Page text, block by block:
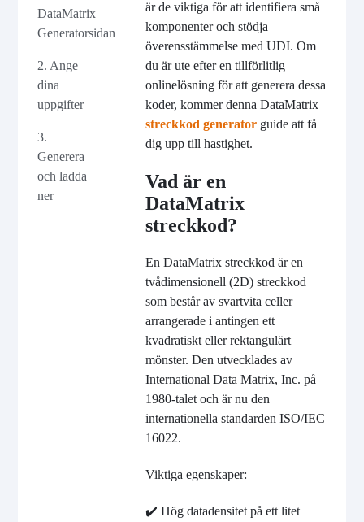
DataMatrix
Generatorsidan
2. Ange
dina
uppgifter
3.
Generera
och ladda
ner
är de viktiga för att identifiera små
komponenter och stödja
överensstämmelse med UDI. Om
du är ute efter en tillförlitlig
onlinelösning för att generera dessa
koder, kommer denna DataMatrix
streckkod generatorguide att få
dig upp till hastighet.
Vad är en
DataMatrix
streckkod?
En DataMatrix streckkod är en
tvådimensionell (2D) streckkod
som består av svartvita celler
arrangerade i antingen ett
kvadratiskt eller rektangulärt
mönster. Den utvecklades av
International Data Matrix, Inc. på
1980-talet och är nu den
internationella standarden ISO/IEC
16022.
Viktiga egenskaper:
✔️ Hög datadensitet på ett litet